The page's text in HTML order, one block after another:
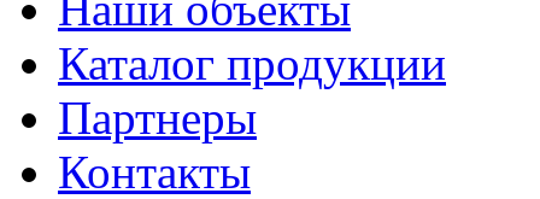
Каталог продукции
Партнеры
Контакты